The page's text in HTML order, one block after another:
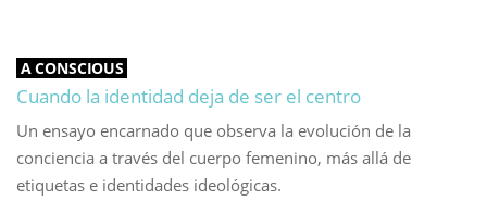
A CONSCIOUS
Cuando la identidad deja de ser el centro
Un ensayo encarnado que observa la evolución de la
conciencia a través del cuerpo femenino, más allá de
etiquetas e identidades ideológicas.